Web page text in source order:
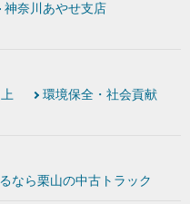
神奈川あやせ支店
環境保全・社会貢献
なら栗山の中古トラック